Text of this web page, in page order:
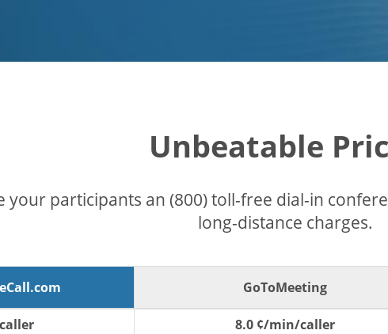
Unbeatable
your participants an (800) toll-free dial-in
long-distance charges.
GoToMeeting
8.0 ¢/min/caller